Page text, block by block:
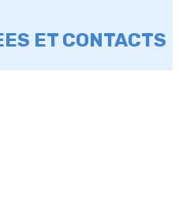
ET CONTACTS